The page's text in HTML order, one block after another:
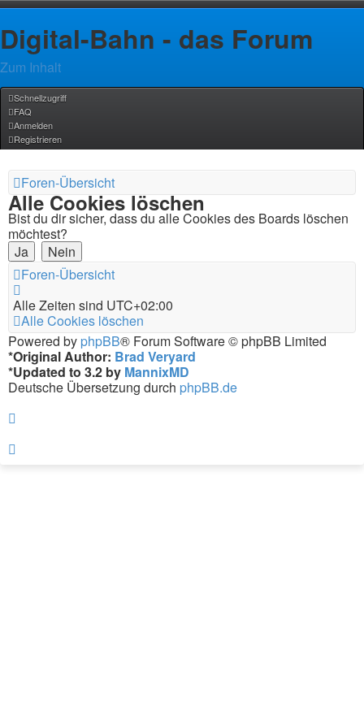
Digital-Bahn - das Forum
Zum Inhalt
Schnellzugriff
FAQ
Anmelden
Registrieren
Foren-Übersicht
Alle Cookies löschen
Bist du dir sicher, dass du alle Cookies des Boards löschen
möchtest?
Foren-Übersicht
Alle Zeiten sind UTC+02:00
Alle Cookies löschen
Powered by phpBB® Forum Software © phpBB Limited
*Original Author: Brad Veryard
*Updated to 3.2 by MannixMD
Deutsche Übersetzung durch phpBB.de